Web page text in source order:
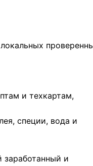
и техкартам,
специи, вода и
заработанный и